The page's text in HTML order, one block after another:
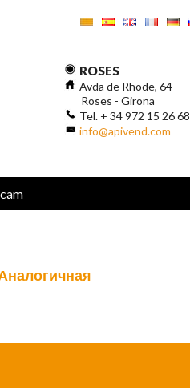
ROSES
Avda de Rhode, 64
Roses - Girona
Tel. + 34 972 15 26 68
info@apivend.com